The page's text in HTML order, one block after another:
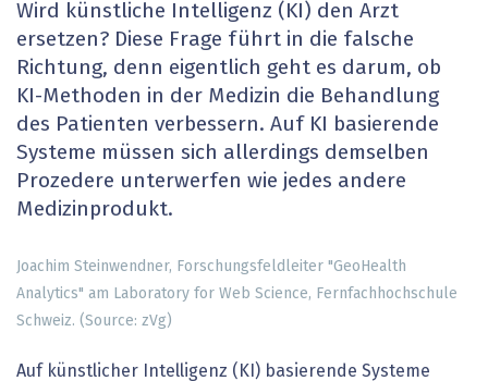
Wird künstliche Intelligenz (KI) den Arzt
ersetzen? Diese Frage führt in die falsche
Richtung, denn eigentlich geht es darum, ob
KI-Methoden in der Medizin die Behandlung
des Patienten verbessern. Auf KI basierende
Systeme müssen sich allerdings demselben
Prozedere unterwerfen wie jedes andere
Medizinprodukt.
Joachim Steinwendner, Forschungsfeldleiter "GeoHealth
Analytics" am Laboratory for Web Science, Fernfachhochschule
Schweiz. (Source: zVg)
Auf künstlicher Intelligenz (KI) basierende Systeme